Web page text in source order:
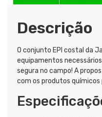
Descrição
O conjunto EPI costal da
equipamentos
segura no campo! A
com os produtos